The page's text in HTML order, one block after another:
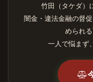
竹田（タケダ）
闇金・違法金融の督
められ
一人で悩まず